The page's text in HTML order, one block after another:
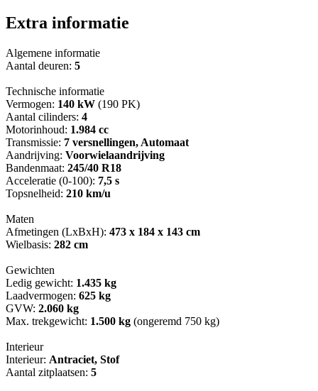
Extra informatie
Algemene informatie
Aantal deuren: 5
Technische informatie
Vermogen: 140 kW (190 PK)
Aantal cilinders: 4
Motorinhoud: 1.984 cc
Transmissie: 7 versnellingen, Automaat
Aandrijving: Voorwielaandrijving
Bandenmaat: 245/40 R18
Acceleratie (0-100): 7,5 s
Topsnelheid: 210 km/u
Maten
Afmetingen (LxBxH): 473 x 184 x 143 cm
Wielbasis: 282 cm
Gewichten
Ledig gewicht: 1.435 kg
Laadvermogen: 625 kg
GVW: 2.060 kg
Max. trekgewicht: 1.500 kg (ongeremd 750 kg)
Interieur
Interieur: Antraciet, Stof
Aantal zitplaatsen: 5